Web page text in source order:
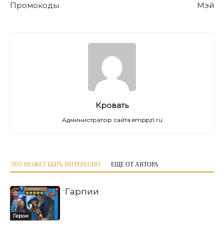
Промокоды Мэй
Кровать
Администратор сайта emppzl.ru
ЭТО МОЖЕТ БЫТЬ ИНТЕРЕСНО ЕЩЕ ОТ АВТОРА
Герои
Гарпии